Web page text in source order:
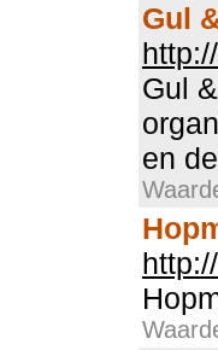
Gul
Gul
en